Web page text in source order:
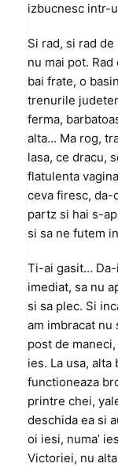
izbucnesc intr-
Si rad, si rad
nu mai pot.
bai frate, o
trenurile
ferma,
alta… Ma rog,
lasa, ce dracu,
flatulenta
ceva firesc, da-
partz si hai s-
si sa ne futem
Ti-ai gasit…
imediat, sa nu
si sa plec. Si
am imbracat nu
post de
ies. La usa,
functioneaza
printre chei,
deschida ea si
oi iesi, numa’
Victoriei, nu